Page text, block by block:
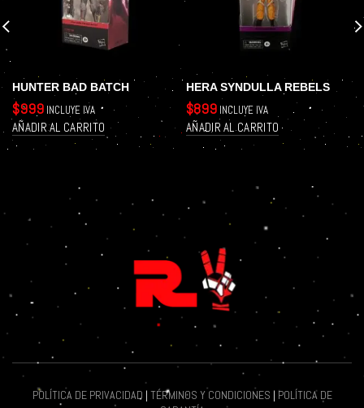
HUNTER BAD BATCH
$999 INCLUYE IVA
AÑADIR AL CARRITO
HERA SYNDULLA REBELS
$899 INCLUYE IVA
AÑADIR AL CARRITO
POLÍTICA DE PRIVACIDAD | TÉRMINOS Y CONDICIONES | POLÍTICA DE